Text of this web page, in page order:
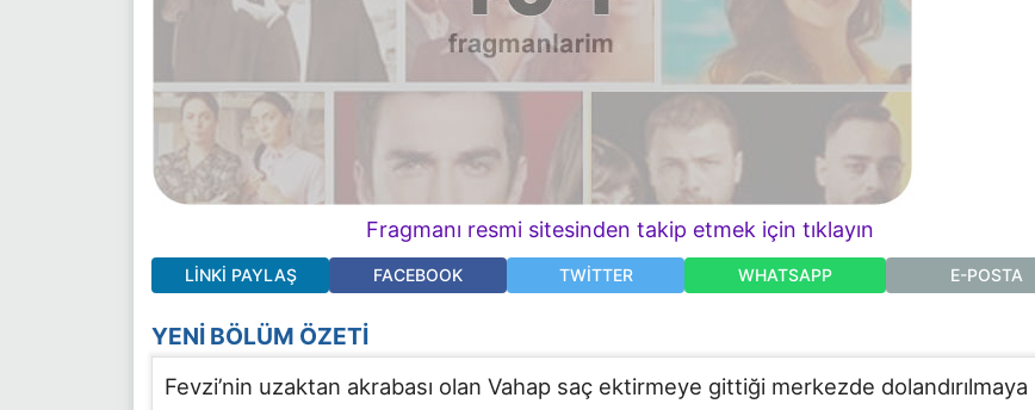
Fragmanı resmi sitesinden takip etmek için tıklayın
LINKI PAYLAŞ FACEBOOK TWITTER WHATSAPP E-POSTA
YENI BÖLÜM ÖZETI
Fevzi’nin uzaktan akrabası olan Vahap saç ektirmeye gittiği merkezde dolandırılmaya